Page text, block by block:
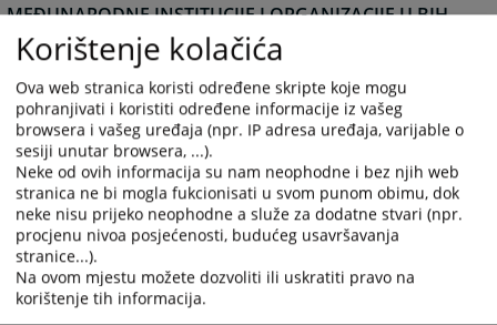
MEĐUNARODNE INSTITUCIJE I ORGANIZACIJE U BIH
Kancelarija Visokog predstavnika (OHR)
OSCE Misija u BiH
Delegacija Evropske komisije u BiH
Komisija za imovinske zahtjeve raseljenih lica i
izbjeglica (CRPC)
UNHCR BiH
Dom za ljudska prava za BiH
ADVOKATSKE KOMORE
Korištenje kolačića
Ova web stranica koristi određene skripte koje mogu
pohranjivati i koristiti određene informacije iz vašeg
browsera i vašeg uređaja (npr. IP adresa uređaja, varijable o
sesiji unutar browsera, ...).
Neke od ovih informacija su nam neophodne i bez njih web
stranica ne bi mogla fukcionisati u svom punom obimu, dok
neke nisu prijeko neophodne a služe za dodatne stvari (npr.
procjenu nivoa posjećenosti, budućeg usavršavanja
stranice...).
Na ovom mjestu možete dozvoliti ili uskratiti pravo na
korištenje tih informacija.